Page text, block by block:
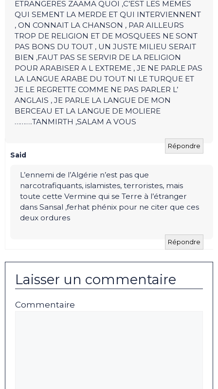
ETRANGERES ZAAMA QUOI ,C’EST LES MEMES
QUI SEMENT LA MERDE ET QUI INTERVIENNENT
, ON CONNAIT LA CHANSON , PAR AILLEURS
TROP DE RELIGION ET DE MOSQUEES NE SONT
PAS BONS DU TOUT , UN JUSTE MILIEU SERAIT
BIEN ,FAUT PAS SE SERVIR DE LA RELIGION
POUR ARABISER A L EXTREME , JE NE PARLE PAS
LA LANGUE ARABE DU TOUT NI LE TURQUE ET
JE LE REGRETTE COMME NE PAS PARLER L’
ANGLAIS , JE PARLE LA LANGUE DE MON
BERCEAU ET LA LANGUE DE MOLIERE
……….TANMIRTH ,SALAM A VOUS
Répondre
Said
L’ennemi de l’Algérie n’est pas que
narcotrafiquants, islamistes, terroristes, mais
toute cette Vermine qui se Terre à l’étranger
dans Sansal ,ferhat phénix pour ne citer que ces
deux ordures
Répondre
Laisser un commentaire
Commentaire